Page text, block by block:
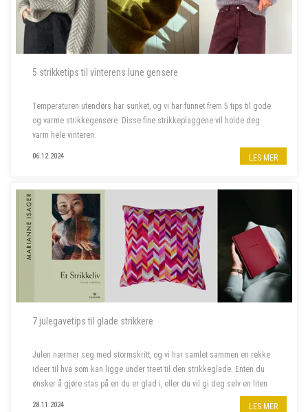
5 strikketips til vinterens lune gensere
Temperaturen utendørs har sunket, og vi har funnet frem 5 tips til gode
og varme strikkegensere. Disse fine strikkeplaggene vil holde deg
varm hele vinteren.
06.12.2024 LES MER
7 julegavetips til glade strikkere
Julen nærmer seg med stormskritt, og vi har samlet sammen en rekke
ideer til hva som kan ligge under treet til den strikkeglade. Enten du
ønsker å gjøre stas på en du er glad i, eller du vil gi deg selv en liten
28.11.2024 LES MER